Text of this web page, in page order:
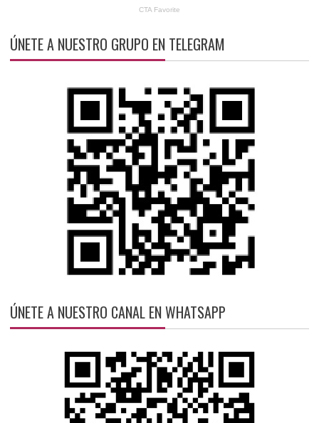
ÚNETE A NUESTRO GRUPO EN TELEGRAM
ÚNETE A NUESTRO CANAL EN WHATSAPP